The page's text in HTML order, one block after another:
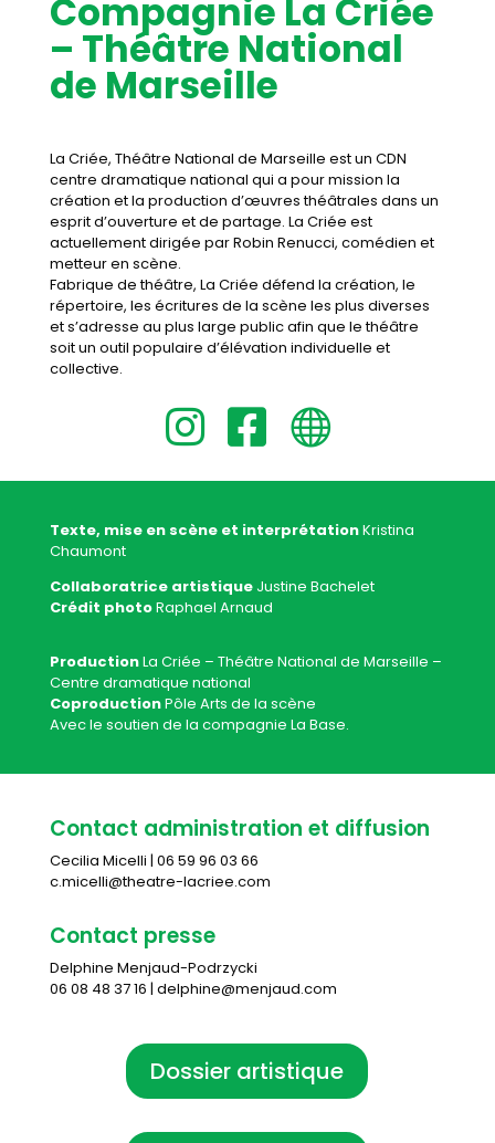
Compagnie La Criée
– Théâtre National
de Marseille
La Criée, Théâtre National de Marseille est un CDN
centre dramatique national qui a pour mission la
création et la production d’œuvres théâtrales dans un
esprit d’ouverture et de partage. La Criée est
actuellement dirigée par Robin Renucci, comédien et
metteur en scène.
Fabrique de théâtre, La Criée défend la création, le
répertoire, les écritures de la scène les plus diverses
et s’adresse au plus large public afin que le théâtre
soit un outil populaire d’élévation individuelle et
collective.
  
Texte, mise en scène et interprétationKristina
Chaumont
Collaboratrice artistique Justine Bachelet
Crédit photoRaphael Arnaud
ProductionLa Criée – Théâtre National de Marseille –
Centre dramatique national
CoproductionPôle Arts de la scène
Avec le soutien de la compagnie La Base.
Contact administration et diffusion
Cecilia Micelli | 06 59 96 03 66
c.micelli@theatre-lacriee.com
Contact presse
Delphine Menjaud-Podrzycki
06 08 48 37 16 | delphine@menjaud.com
Dossier artistique